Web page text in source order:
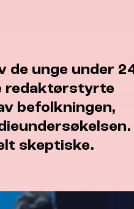
de unge under
redaktørstyrte
befolkningen,
skeptiske.